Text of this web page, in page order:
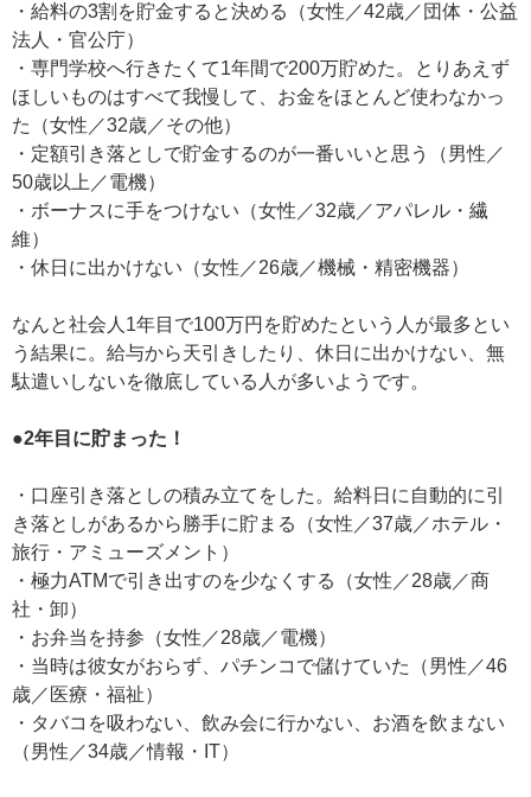
・給料の3割を貯金すると決める（女性／42歳／団体・公益
法人・官公庁）
・専門学校へ行きたくて1年間で200万貯めた。とりあえず
ほしいものはすべて我慢して、お金をほとんど使わなかっ
た（女性／32歳／その他）
・定額引き落としで貯金するのが一番いいと思う（男性／
50歳以上／電機）
・ボーナスに手をつけない（女性／32歳／アパレル・繊
維）
・休日に出かけない（女性／26歳／機械・精密機器）
なんと社会人1年目で100万円を貯めたという人が最多とい
う結果に。給与から天引きしたり、休日に出かけない、無
駄遣いしないを徹底している人が多いようです。
●2年目に貯まった！
・口座引き落としの積み立てをした。給料日に自動的に引
き落としがあるから勝手に貯まる（女性／37歳／ホテル・
旅行・アミューズメント）
・極力ATMで引き出すのを少なくする（女性／28歳／商
社・卸）
・お弁当を持参（女性／28歳／電機）
・当時は彼女がおらず、パチンコで儲けていた（男性／46
歳／医療・福祉）
・タバコを吸わない、飲み会に行かない、お酒を飲まない
（男性／34歳／情報・IT）